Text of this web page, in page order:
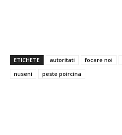
ETICHETE autoritati focare noi
nuseni
peste poircina